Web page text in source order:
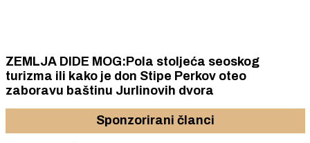
ZEMLJA DIDE MOG:Pola stoljeća seoskog
turizma ili kako je don Stipe Perkov oteo
zaboravu baštinu Jurlinovih dvora
Sponzorirani članci